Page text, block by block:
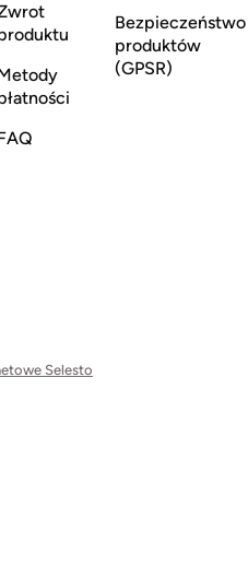
Bezpieczeństwo
produktów
(GPSR)
Selesto